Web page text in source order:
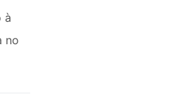
à
no